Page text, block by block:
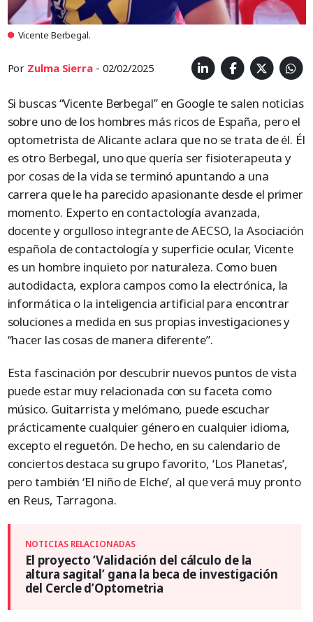
Vicente Berbegal.
Por Zulma Sierra- 02/02/2025
Si buscas “Vicente Berbegal” en Google te salen noticias
sobre uno de los hombres más ricos de España, pero el
optometrista de Alicante aclara que no se trata de él. Él
es otro Berbegal, uno que quería ser fisioterapeuta y
por cosas de la vida se terminó apuntando a una
carrera que le ha parecido apasionante desde el primer
momento. Experto en contactología avanzada,
docente y orgulloso integrante de AECSO, la Asociación
española de contactología y superficie ocular, Vicente
es un hombre inquieto por naturaleza. Como buen
autodidacta, explora campos como la electrónica, la
informática o la inteligencia artificial para encontrar
soluciones a medida en sus propias investigaciones y
“hacer las cosas de manera diferente”.
Esta fascinación por descubrir nuevos puntos de vista
puede estar muy relacionada con su faceta como
músico. Guitarrista y melómano, puede escuchar
prácticamente cualquier género en cualquier idioma,
excepto el reguetón. De hecho, en su calendario de
conciertos destaca su grupo favorito, ‘Los Planetas’,
pero también ‘El niño de Elche’, al que verá muy pronto
en Reus, Tarragona.
El proyecto ‘Validación del cálculo de la
altura sagital’ gana la beca de investigación
del Cercle d’Optometria